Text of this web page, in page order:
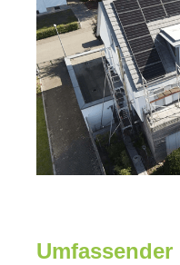
Umfassender